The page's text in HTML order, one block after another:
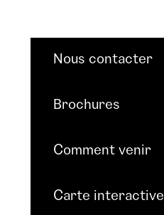
Nous contacter
Brochures
Comment venir
Carte interactive